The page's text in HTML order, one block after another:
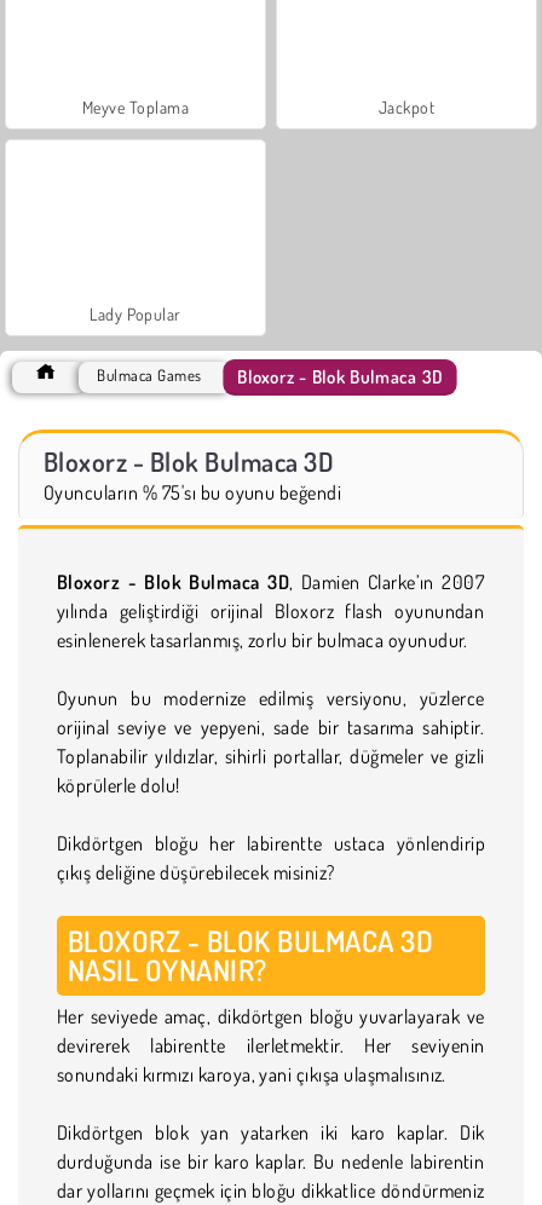
Meyve Toplama Jackpot
Lady Popular
Bulmaca Games Bloxorz - Blok Bulmaca 3D
Bloxorz - Blok Bulmaca 3D
Oyuncuların % 75'sı bu oyunu beğendi
Bloxorz - Blok Bulmaca 3D, Damien Clarke’ın 2007
yılında geliştirdiği orijinal Bloxorz flash oyunundan
esinlenerek tasarlanmış, zorlu bir bulmaca oyunudur.
Oyunun bu modernize edilmiş versiyonu, yüzlerce
orijinal seviye ve yepyeni, sade bir tasarıma sahiptir.
Toplanabilir yıldızlar, sihirli portallar, düğmeler ve gizli
köprülerle dolu!
Dikdörtgen bloğu her labirentte ustaca yönlendirip
çıkış deliğine düşürebilecek misiniz?
BLOXORZ - BLOK BULMACA 3D
NASIL OYNANIR?
Her seviyede amaç, dikdörtgen bloğu yuvarlayarak ve
devirerek labirentte ilerletmektir. Her seviyenin
sonundaki kırmızı karoya, yani çıkışa ulaşmalısınız.
Dikdörtgen blok yan yatarken iki karo kaplar. Dik
durduğunda ise bir karo kaplar. Bu nedenle labirentin
dar yollarını geçmek için bloğu dikkatlice döndürmeniz